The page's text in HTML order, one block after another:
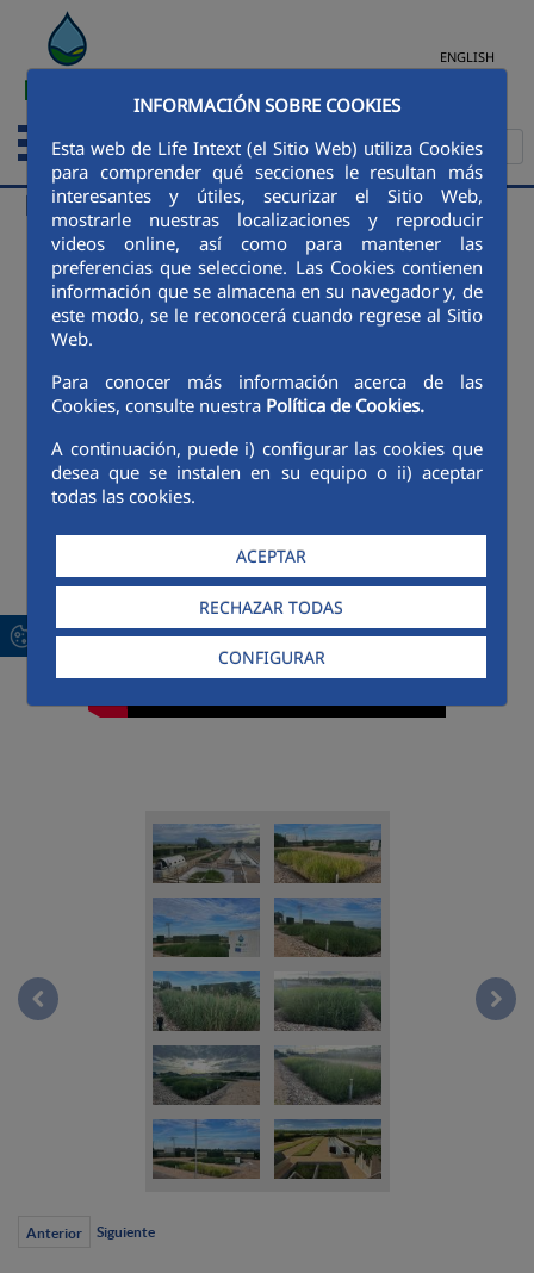
Saltar al contenido principal
INFORMACIÓN SOBRE COOKIES
Esta web de Life Intext (el Sitio Web) utiliza Cookies
para comprender qué secciones le resultan más
interesantes y útiles, securizar el Sitio Web,
mostrarle nuestras localizaciones y reproducir
videos online, así como para mantener las
preferencias que seleccione. Las Cookies contienen
información que se almacena en su navegador y, de
este modo, se le reconocerá cuando regrese al Sitio
Web.
Para conocer más información acerca de las
Cookies, consulte nuestra Política de Cookies.
A continuación, puede i) configurar las cookies que
desea que se instalen en su equipo o ii) aceptar
todas las cookies.
ACEPTAR
RECHAZAR TODAS
CONFIGURAR
ENGLISH
Fotos y vídeos
Infografía 9NavPrev
Anterior Siguiente